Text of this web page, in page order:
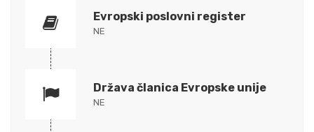
Evropski poslovni register
NE
Država članica Evropske unije
NE